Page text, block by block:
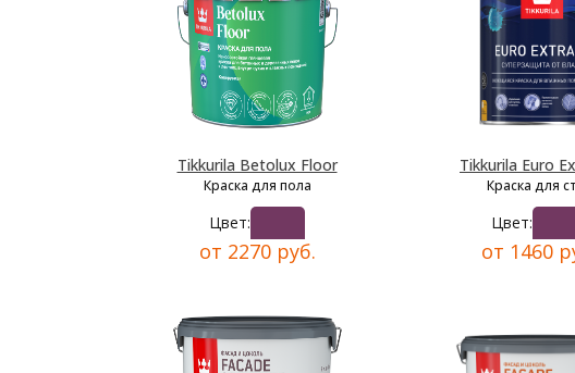
Tikkurila Betolux Floor
Краска для пола
Цвет:
от 2270 руб.
Tikkurila Euro
Краска для
Цвет:
от 1460